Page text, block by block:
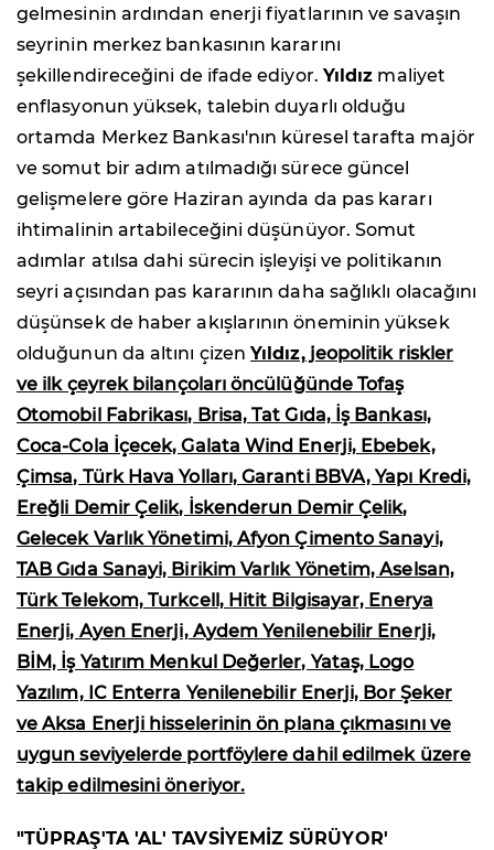
gelmesinin ardından enerji fiyatlarının ve savaşın
seyrinin merkez bankasının kararını
şekillendireceğini de ifade ediyor. Yıldız maliyet
enflasyonun yüksek, talebin duyarlı olduğu
ortamda Merkez Bankası'nın küresel tarafta majör
ve somut bir adım atılmadığı sürece güncel
gelişmelere göre Haziran ayında da pas kararı
ihtimalinin artabileceğini düşünüyor. Somut
adımlar atılsa dahi sürecin işleyişi ve politikanın
seyri açısından pas kararının daha sağlıklı olacağını
düşünsek de haber akışlarının öneminin yüksek
olduğunun da altını çizenYıldız,jeopolitik riskler
ve ilk çeyrek bilançoları öncülüğünde Tofaş
Otomobil Fabrikası, Brisa, Tat Gıda, İş Bankası,
Coca-Cola İçecek, Galata Wind Enerji, Ebebek,
Çimsa, Türk Hava Yolları, Garanti BBVA, Yapı Kredi,
Ereğli Demir Çelik, İskenderun Demir Çelik,
Gelecek Varlık Yönetimi, Afyon Çimento Sanayi,
TAB Gıda Sanayi, Birikim Varlık Yönetim, Aselsan,
Türk Telekom, Turkcell, Hitit Bilgisayar, Enerya
Enerji, Ayen Enerji, Aydem Yenilenebilir Enerji,
BİM, İş Yatırım Menkul Değerler, Yataş, Logo
Yazılım, IC Enterra Yenilenebilir Enerji, Bor Şeker
ve Aksa Enerji hisselerinin ön plana çıkmasını ve
uygun seviyelerde portföylere dahil edilmek üzere
takip edilmesini öneriyor.
"TÜPRAŞ'TA 'AL' TAVSİYEMİZ SÜRÜYOR'